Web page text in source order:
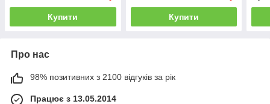
Купити Купити
Про нас
98% позитивних з 2100 відгуків за рік
Працює з 13.05.2014